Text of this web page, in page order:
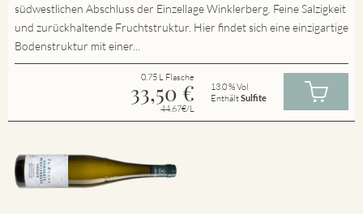
südwestlichen Abschluss der Einzellage Winklerberg. Feine Salzigkeit
und zurückhaltende Fruchtstruktur. Hier findet sich eine einzigartige
Bodenstruktur mit einer...
0.75 L Flasche
33,50 €
44.67€/L
13.0 % Vol
EnthältSulfite